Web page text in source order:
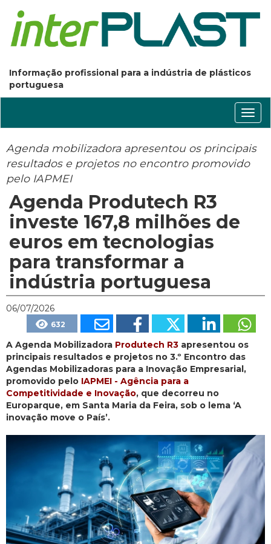
Informação profissional para a indústria de plásticos
portuguesa
Agenda mobilizadora apresentou os principais
resultados e projetos no encontro promovido
pelo IAPMEI
Agenda Produtech R3
investe 167,8 milhões de
euros em tecnologias
para transformar a
indústria portuguesa
06/07/2026
632
A Agenda Mobilizadora Produtech R3 apresentou os
principais resultados e projetos no 3.º Encontro das
Agendas Mobilizadoras para a Inovação Empresarial,
promovido pelo IAPMEI - Agência para a
Competitividade e Inovação, que decorreu no
Europarque, em Santa Maria da Feira, sob o lema ‘A
inovação move o País’.